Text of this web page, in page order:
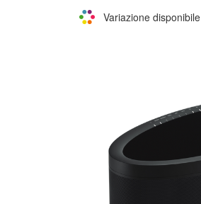
Variazione disponibile